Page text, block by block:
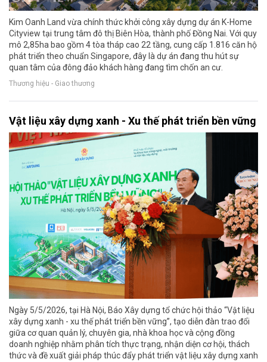
Kim Oanh Land vừa chính thức khởi công xây dựng dự án K-Home
Cityview tại trung tâm đô thị Biên Hòa, thành phố Đồng Nai. Với quy
mô 2,85ha bao gồm 4 tòa tháp cao 22 tầng, cung cấp 1.816 căn hộ
phát triển theo chuẩn Singapore, đây là dự án đang thu hút sự
quan tâm của đông đảo khách hàng đang tìm chốn an cư.
Thương hiệu - Giao thương
Vật liệu xây dựng xanh - Xu thế phát triển bền vững
Ngày 5/5/2026, tại Hà Nội, Báo Xây dựng tổ chức hội thảo “Vật liệu
xây dựng xanh - xu thế phát triển bền vững”, tạo diễn đàn trao đổi
giữa cơ quan quản lý, chuyên gia, nhà khoa học và cộng đồng
doanh nghiệp nhằm phân tích thực trạng, nhận diện cơ hội, thách
thức và đề xuất giải pháp thúc đẩy phát triển vật liệu xây dựng xanh